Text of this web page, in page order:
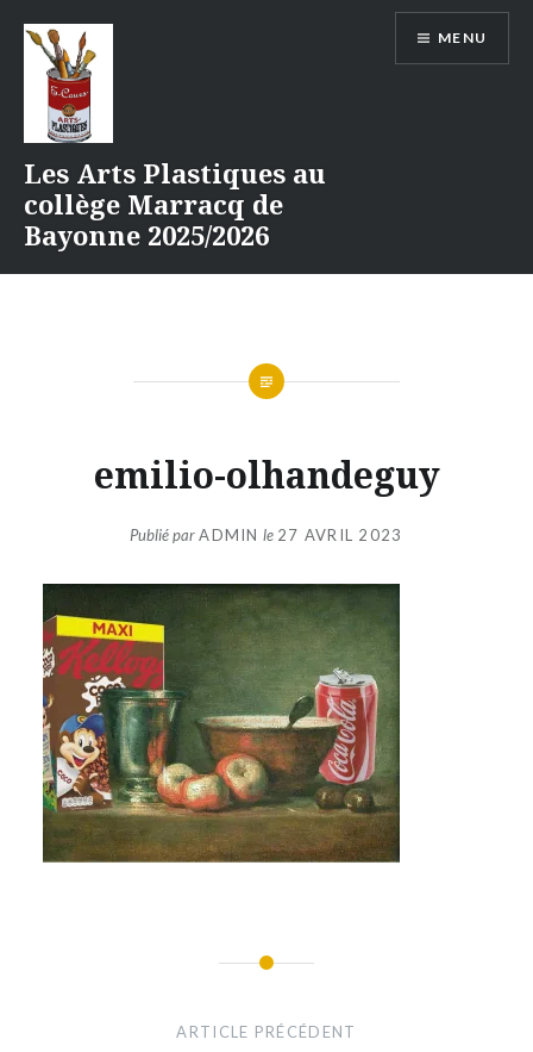
contenu
Les Arts Plastiques au
collège Marracq de
Bayonne 2025/2026
MENU
emilio-olhandeguy
Publié parADMIN le 27 AVRIL 2023
ARTICLE PRÉCÉDENT